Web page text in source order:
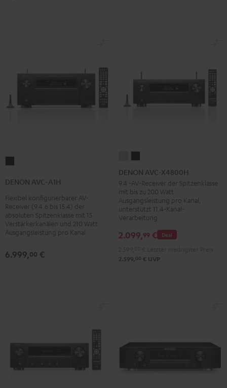
A1H
Schwarz
DENON AVC-A1H
Flexibel konfigurierbarer AV-
Receiver (9.4.6 bis 15.4) der
absoluten Spitzenklasse mit 15
Verstärkerkanälen und 210 Watt
Ausgangsleistung pro Kanal
6.999,00 €
AVC-
X4800H
Premium
Silber
AVC-
X4800H
Schwarz
DENON AVC-X4800H
9.4 -AV-Receiver der Spitzenklasse
mit bis zu 200 Watt
Ausgangsleistung pro Kanal,
unterstützt 11.4-Kanal-
Verarbeitung
Deal
2.099,99 €
2.599, 00 € UVP